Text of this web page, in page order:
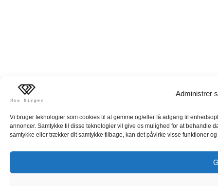
Administrer
Vi bruger teknologier som cookies til at gemme og/eller få adgang til
annoncer. Samtykke til disse teknologier vil give os mulighed for at behandle
samtykke eller trækker dit samtykke tilbage, kan det påvirke visse funktioner